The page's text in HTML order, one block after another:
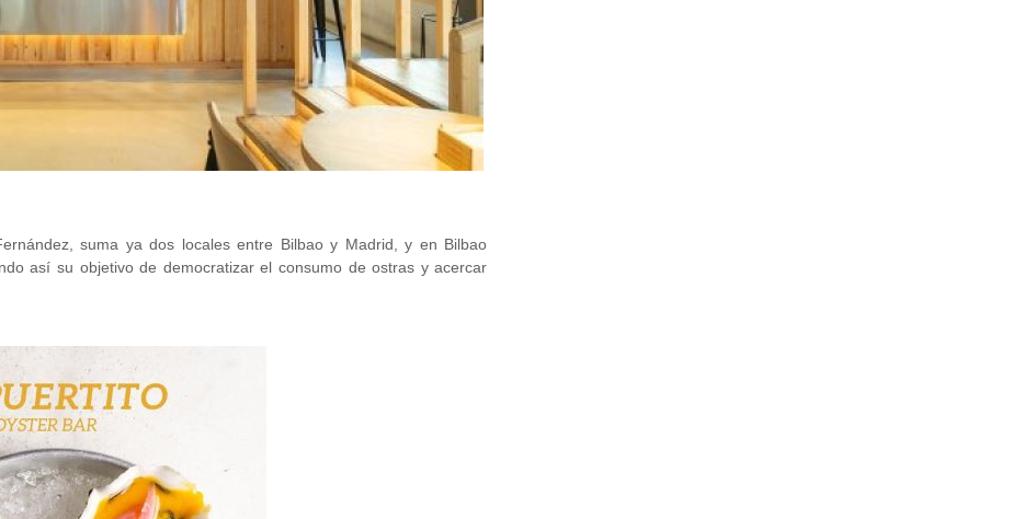
suma ya dos locales entre Bilbao y Madrid, y en Bilbao
así su objetivo de democratizar el consumo de ostras y acercar